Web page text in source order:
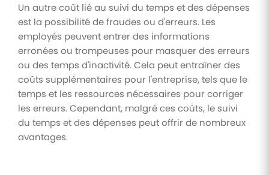
Un autre coût lié au suivi du temps et des dépenses
est la possibilité de fraudes ou d'erreurs. Les
employés peuvent entrer des informations
erronées ou trompeuses pour masquer des erreurs
ou des temps d'inactivité. Cela peut entraîner des
coûts supplémentaires pour l'entreprise, tels que le
temps et les ressources nécessaires pour corriger
les erreurs. Cependant, malgré ces coûts, le suivi
du temps et des dépenses peut offrir de nombreux
avantages.